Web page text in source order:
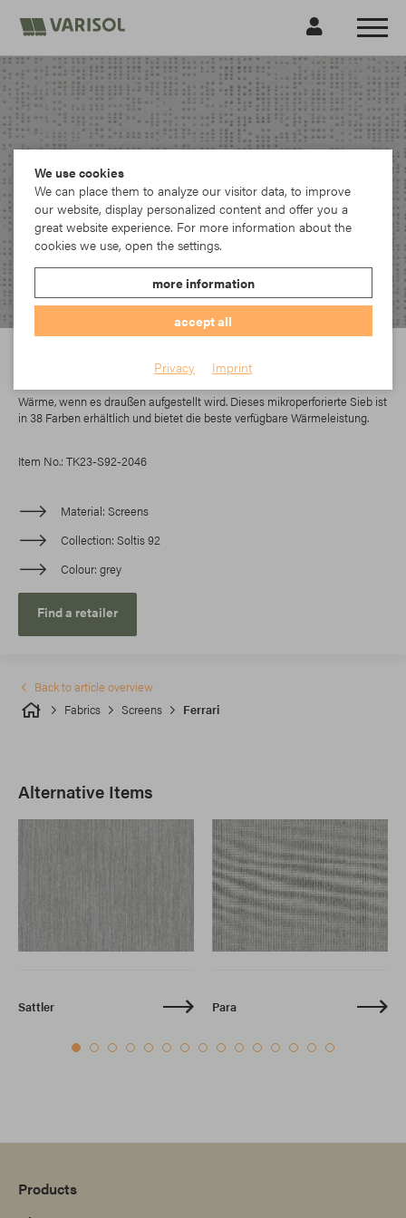
Wärme, wenn es draußen aufgestellt wird. Dieses mikroperforierte Sieb ist
in 38 Farben erhältlich und bietet die beste verfügbare Wärmeleistung.
Item No.: TK23-S92-2046
Material Screens
Collection Soltis 92
Colour grey
Find a retailer
Fabrics Screens Ferrari
Back to article overview
Alternative Items
Sattler Para
Products
We use cookies
We can place them to analyze our visitor data, to improve
our website, display personalized content and offer you a
great website experience. For more information about the
cookies we use, open the settings.
more information
accept all
Privacy Imprint